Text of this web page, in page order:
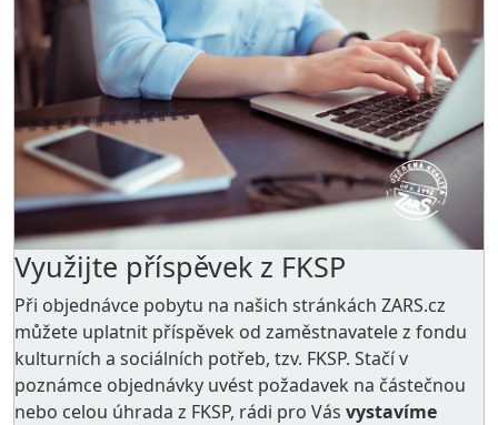
Využijte příspěvek z FKSP
Při objednávce pobytu na našich stránkách ZARS.cz
můžete uplatnit příspěvek od zaměstnavatele z fondu
kulturních a sociálních potřeb, tzv. FKSP. Stačí v
poznámce objednávky uvést požadavek na částečnou
nebo celou úhrada z FKSP, rádi pro Vás vystavíme